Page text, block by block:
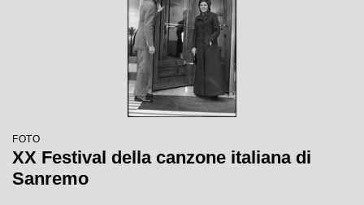
FOTO
XX Festival della canzone italiana di
Sanremo